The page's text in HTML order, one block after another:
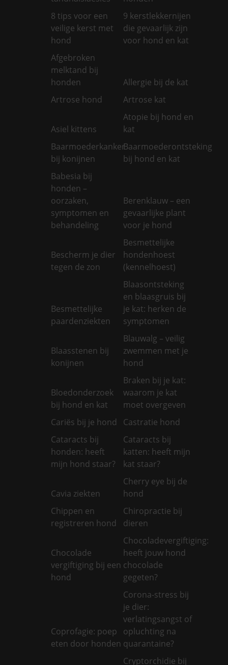
8 tips voor een
veilige kerst met
hond
9 kerstlekkernijen
die gevaarlijk zijn
voor hond en kat
Afgebroken
melktand bij
honden
Allergie bij de kat
Artrose hond
Artrose kat
Asiel kittens
Atopie bij hond en
kat
Baarmoederkanker
bij konijnen
Baarmoederontsteking
bij hond en kat
Babesia bij
honden –
oorzaken,
symptomen en
behandeling
Berenklauw – een
gevaarlijke plant
voor je hond
Bescherm je dier
tegen de zon
Besmettelijke
hondenhoest
(kennelhoest)
Besmettelijke
paardenziekten
Blaasontsteking
en blaasgruis bij
je kat: herken de
symptomen
Blaasstenen bij
konijnen
Blauwalg – veilig
zwemmen met je
hond
Bloedonderzoek
bij hond en kat
Braken bij je kat:
waarom je kat
moet overgeven
Cariës bij je hond
Castratie hond
Cataracts bij
honden: heeft
mijn hond staar?
Cataracts bij
katten: heeft mijn
kat staar?
Cavia ziekten
Cherry eye bij de
hond
Chippen en
registreren hond
Chiropractie bij
dieren
Chocolade
vergiftiging bij een
hond
Chocoladevergiftiging:
heeft jouw hond
chocolade
gegeten?
Coprofagie: poep
eten door honden
Corona-stress bij
je dier:
verlatingsangst of
opluchting na
quarantaine?
Cryptorchidie bij